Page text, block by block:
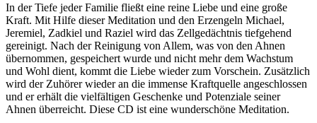
In der Tiefe jeder Familie fließt eine reine Liebe und eine große
Kraft. Mit Hilfe dieser Meditation und den Erzengeln Michael,
Jeremiel, Zadkiel und Raziel wird das Zellgedächtnis tiefgehend
gereinigt. Nach der Reinigung von Allem, was von den Ahnen
übernommen, gespeichert wurde und nicht mehr dem Wachstum
und Wohl dient, kommt die Liebe wieder zum Vorschein. Zusätzlich
wird der Zuhörer wieder an die immense Kraftquelle angeschlossen
und er erhält die vielfältigen Geschenke und Potenziale seiner
Ahnen überreicht. Diese CD ist eine wunderschöne Meditation.